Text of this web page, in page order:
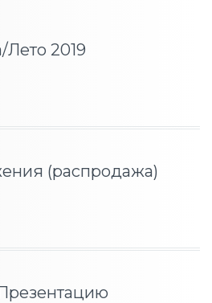
Лето 2019
(распродажа)